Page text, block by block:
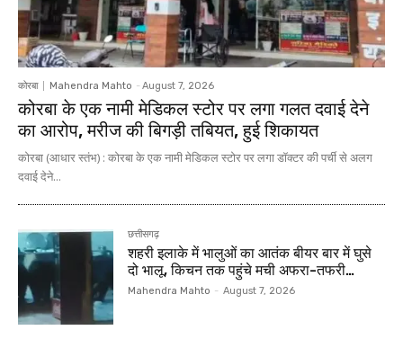
कोरबा Mahendra Mahto - August 7, 2026
कोरबा के एक नामी मेडिकल स्टोर पर लगा गलत दवाई देने
का आरोप, मरीज की बिगड़ी तबियत, हुई शिकायत
कोरबा (आधार स्तंभ) : कोरबा के एक नामी मेडिकल स्टोर पर लगा डॉक्टर की पर्ची से अलग
दवाई देने...
छत्तीसगढ़
शहरी इलाके में भालुओं का आतंक बीयर बार में घुसे
दो भालू, किचन तक पहुंचे मची अफरा-तफरी…
Mahendra Mahto - August 7, 2026